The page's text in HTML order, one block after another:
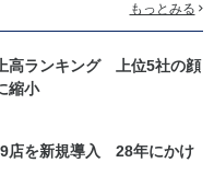
もっとみる
高ランキング 上位5社の顔
縮小
店を新規導入 28年にかけ